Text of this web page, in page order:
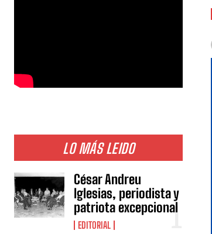
LO MÁS LEIDO
César Andreu
Iglesias, periodista y
patriota excepcional
EDITORIAL